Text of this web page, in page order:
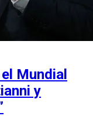
Mundial
y